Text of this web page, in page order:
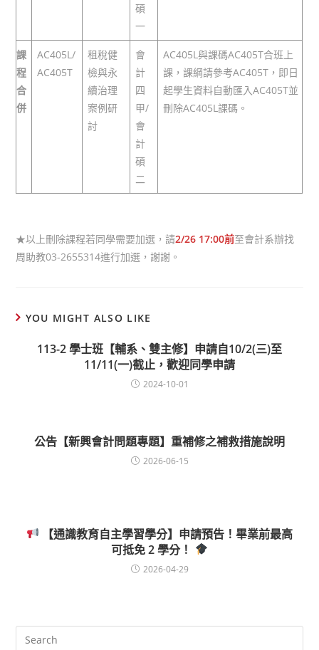
碩
一
課
程
合
併
AC405L/
AC405T
租稅健
檢與永
續治理
案例研
討
會
計
四
甲/
會
計
碩
二
AC405L與課碼AC405T合班上
課，課綱請參考AC405T，即日
起學生資料自動匯入AC405T並
刪除AC405L課碼。
★以上刪除課程若同學需要加選，請2/26 17:00前至會計系辦找
周助教03-2655314進行加選，謝謝。
YOU MIGHT ALSO LIKE
113-2 學士班【輔系、雙主修】申請自10/2(三)至
11/11(一)截止，歡迎同學申請
2024-10-01
公告【新興會計問題專題】重補修之補救措施說明
2026-06-15
【通識教育自主學習學分】申請預告！畢業前最高
可抵免 2 學分！
2026-04-29